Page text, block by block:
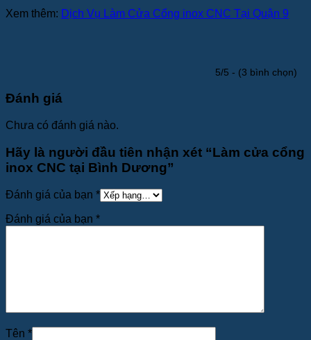
Xem thêm: Dịch Vụ Làm Cửa Cổng inox CNC Tại Quận 9
5/5 - (3 bình chọn)
Đánh giá
Chưa có đánh giá nào.
Hãy là người đầu tiên nhận xét “Làm cửa cổng
inox CNC tại Bình Dương”
Đánh giá của bạn *
Đánh giá của bạn *
Tên *